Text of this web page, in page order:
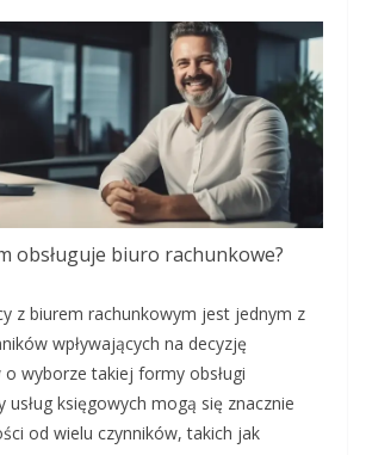
obsługuje biuro rachunkowe?
z biurem rachunkowym jest jednym z
wpływających na decyzję
wyborze takiej formy obsługi
usług księgowych mogą się znacznie
od wielu czynników, takich jak